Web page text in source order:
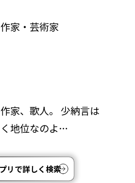
家・芸術家
家、歌人。 少納言は
地位なのよ…
リで詳しく検索